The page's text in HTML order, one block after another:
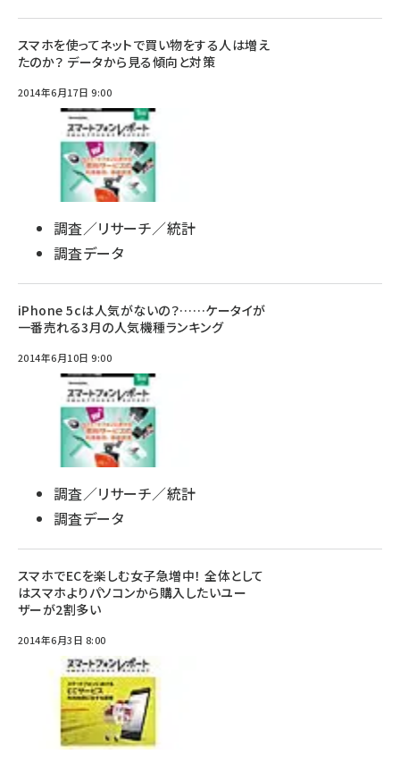
スマホを使ってネットで買い物をする人は増え
たのか？ データから見る傾向と対策
2014年6月17日 9:00
調査／リサーチ／統計
調査データ
iPhone 5cは人気がないの？……ケータイが
一番売れる3月の人気機種ランキング
2014年6月10日 9:00
調査／リサーチ／統計
調査データ
スマホでECを楽しむ女子急増中！ 全体として
はスマホよりパソコンから購入したいユー
ザーが2割多い
2014年6月3日 8:00